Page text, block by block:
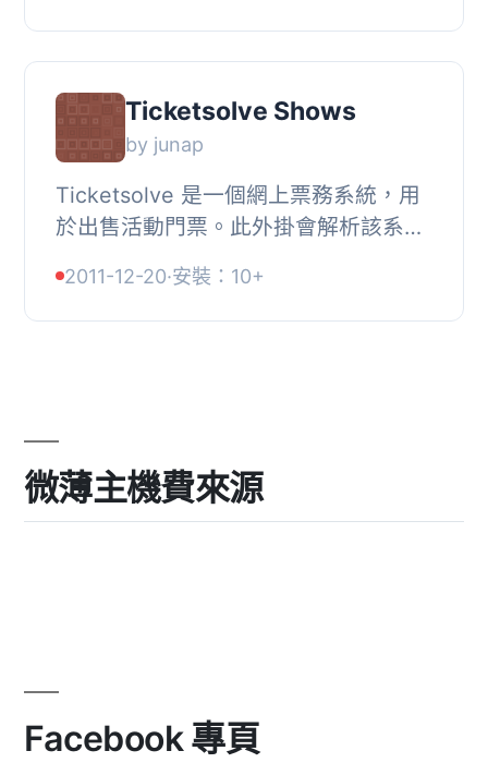
果。, 自...
Ticketsolve Shows
by junap
Ticketsolve 是一個網上票務系統，用
於出售活動門票。此外掛會解析該系統
簡單的即將舉行的活動列表，您可以在
您的WordPres...
2011-12-20·安裝：10+
微薄主機費來源
Facebook 專頁